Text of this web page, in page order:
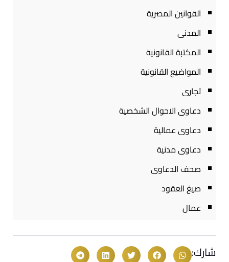
القوانين المصرية
المدنى
المكتبة القانونية
المواضيع القانونية
تجارى
دعاوى الاحوال الشخصية
دعاوى عمالية
دعاوى مدنية
صحف الدعاوى
صيغ العقود
عمال
شارك: